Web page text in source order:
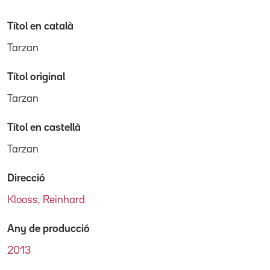
Títol en català
Tarzan
Títol original
Tarzan
Títol en castellà
Tarzan
Direcció
Klooss, Reinhard
Any de producció
2013